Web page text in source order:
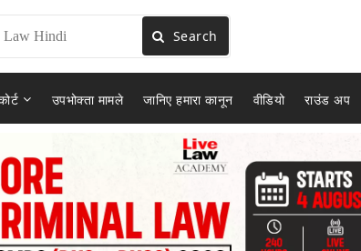
Search
उपभोक्ता मामले जानिए हमारा कानून वीडियो राउंड अप